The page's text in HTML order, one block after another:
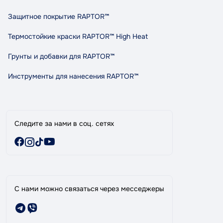
Политика конфиденциальности
Правила и условия пользования
Индикативный расход RAPTOR
Бренды
Защитное покрытие RAPTOR™
Термостойкие краски RAPTOR™ High Heat
Грунты и добавки для RAPTOR™
Инструменты для нанесения RAPTOR™
Следите за нами в соц. сетях
С нами можно связаться через месседжеры